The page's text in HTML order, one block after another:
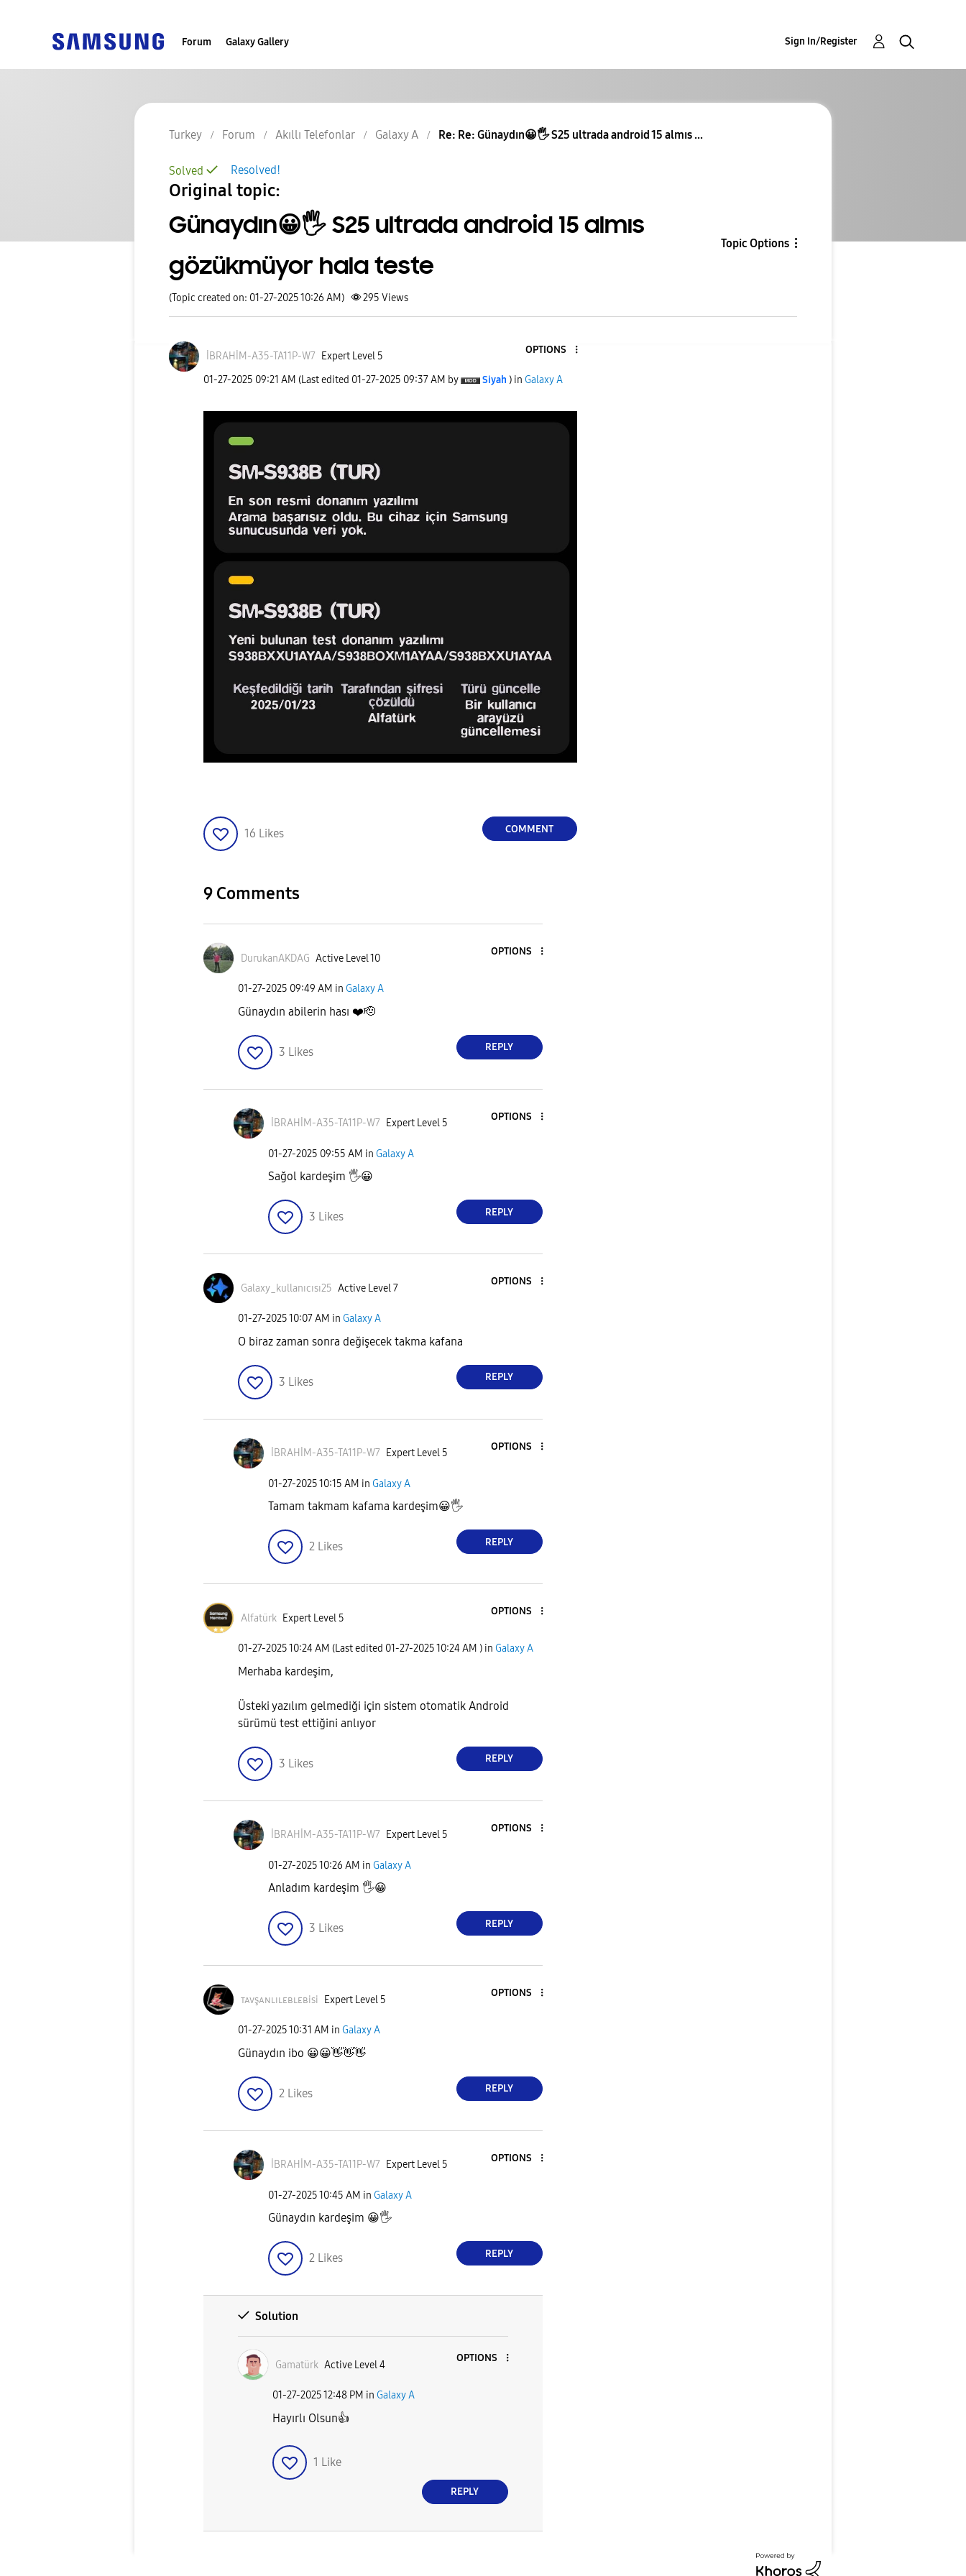
Forum Galaxy Gallery Sign In/Register
Turkey Forum Akıllı Telefonlar Galaxy A Re: Re: Günaydın😀🖐 S25 ultrada android 15 almıs ...
Resolved!
Solved
Original topic:
Günaydın😀🖐 S25 ultrada android 15 almıs
gözükmüyor hala teste
Topic Options
(Topic created on: 01-27-2025 10:26 AM) 295 Views
İBRAHİM-A35-TA11P-W7 Expert Level 5
OPTIONS
‎01-27-2025 09:21 AM (Last edited ‎01-27-2025 09:37 AM by Siyah ) in Galaxy A
16 Likes COMMENT
9 Comments
DurukanAKDAG Active Level 10
OPTIONS
‎01-27-2025 09:49 AM in Galaxy A
Günaydın abilerin hası ❤️🫡
3 Likes REPLY
İBRAHİM-A35-TA11P-W7 Expert Level 5
OPTIONS
‎01-27-2025 09:55 AM in Galaxy A
Sağol kardeşim 🖐😀
3 Likes REPLY
Galaxy_kullanıcısı25 Active Level 7
OPTIONS
‎01-27-202510:07 AM in Galaxy A
O biraz zaman sonra değişecek takma kafana
3 Likes REPLY
İBRAHİM-A35-TA11P-W7 Expert Level 5
OPTIONS
‎01-27-202510:15 AM in Galaxy A
Tamam takmam kafama kardeşim😀🖐
2 Likes REPLY
Alfatürk Expert Level 5
OPTIONS
‎01-27-202510:24 AM (Last edited ‎01-27-202510:24 AM ) in Galaxy A
Merhaba kardeşim,
Üsteki yazılım gelmediği için sistem otomatik Android
sürümü test ettiğini anlıyor
3 Likes REPLY
İBRAHİM-A35-TA11P-W7 Expert Level 5
OPTIONS
‎01-27-202510:26 AM in Galaxy A
Anladım kardeşim 🖐😀
3 Likes REPLY
ᴛᴀᴠşᴀɴʟɪʟᴇʙʟᴇʙisi Expert Level 5
OPTIONS
‎01-27-202510:31 AM in Galaxy A
Günaydın ibo 😀😀👋👋👋
2 Likes REPLY
İBRAHİM-A35-TA11P-W7 Expert Level 5
OPTIONS
‎01-27-202510:45 AM in Galaxy A
Günaydın kardeşim 😀🖐
2 Likes REPLY
Solution
Gamatürk Active Level 4
OPTIONS
‎01-27-202512:48 PM in Galaxy A
Hayırlı Olsun👍
1 Like
REPLY